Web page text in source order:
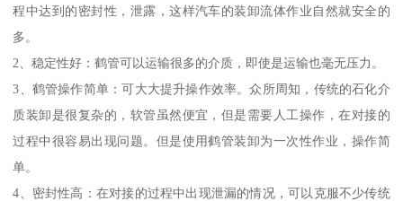
程中达到的密封性，泄露，这样汽车的装卸流体作业自然就安全的
多。
2、稳定性好：鹤管可以运输很多的介质，即使是运输也毫无压力。
3、鹤管操作简单：可大大提升操作效率。众所周知，传统的石化介
质装卸是很复杂的，软管虽然便宜，但是需要人工操作，在对接的
过程中很容易出现问题。但是使用鹤管装卸为一次性作业，操作简
单。
4、密封性高：在对接的过程中出现泄漏的情况，可以克服不少传统